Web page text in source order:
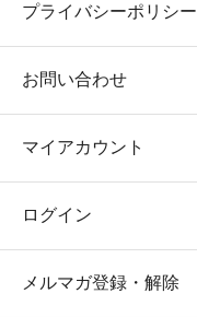
プライバシーポリシー
お問い合わせ
マイアカウント
ログイン
メルマガ登録・解除